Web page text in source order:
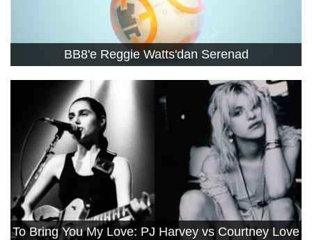
BB8'e Reggie Watts'dan Serenad
To Bring You My Love: PJ Harvey vs Courtney Love